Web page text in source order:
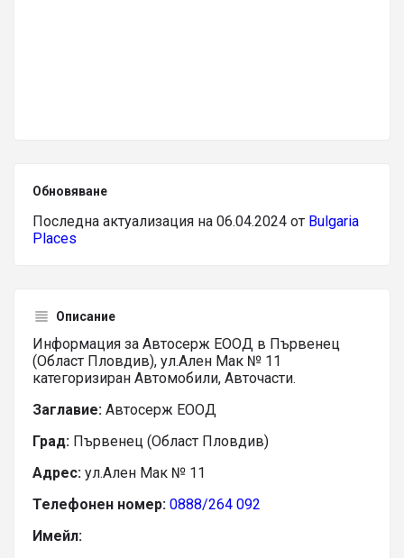
Обновяване
Последна актуализация на 06.04.2024 от Bulgaria
Places
Описание
Информация за Автосерж ЕООД в Първенец
(Област Пловдив), ул.Ален Мак № 11
категоризиран Автомобили, Авточасти.
Заглавие: Автосерж ЕООД
Град: Първенец (Област Пловдив)
Адрес: ул.Ален Мак № 11
Телефонен номер: 0888/264 092
Имейл: